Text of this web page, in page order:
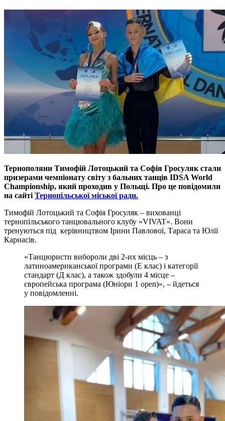
Тернополяни Тимофій Лотоцький та Софія Гросуляк стали
призерами чемпіонату світу з бальних танців IDSA World
Championship, який проходив у Польщі. Про це повідомили
на сайті Тернопільської міської ради.
Тимофій Лотоцький та Софія Гросуляк – вихованці
тернопільського танцювального клубу «VIVAT». Вони
тренуються під керівництвом Ірини Павлової, Тараса та Юлії
Карнасів.
«Танцюристи вибороли дві 2-их місць – з
латиноамериканської програми (Е клас) і категорії
стандарт (Д клас), а також здобули 4 місце –
європейська програма (Юніори 1 open)», – йдеться
у повідомленні.